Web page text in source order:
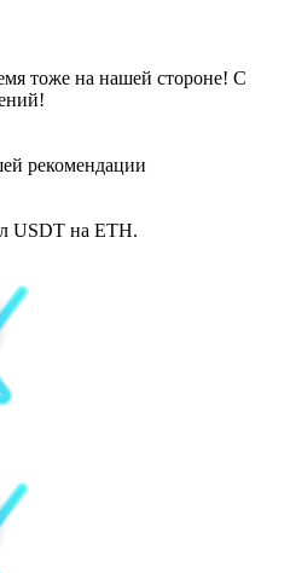
тоже на нашей стороне! С
рекомендации
USDT на ETH.